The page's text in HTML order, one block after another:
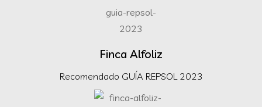
Finca Alfoliz
Recomendado GUÍA REPSOL 2023